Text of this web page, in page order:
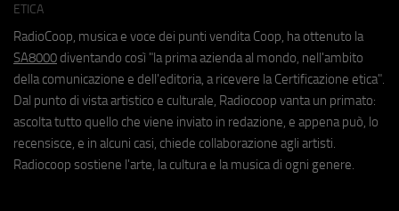
ETICA
RadioCoop, musica e voce dei punti vendita Coop, ha ottenuto la
SA8000 diventando così "la prima azienda al mondo, nell'ambito
della comunicazione e dell'editoria, a ricevere la Certificazione etica".
Dal punto di vista artistico e culturale, Radiocoop vanta un primato:
ascolta tutto quello che viene inviato in redazione, e appena può, lo
recensisce, e in alcuni casi, chiede collaborazione agli artisti.
Radiocoop sostiene l'arte, la cultura e la musica di ogni genere.